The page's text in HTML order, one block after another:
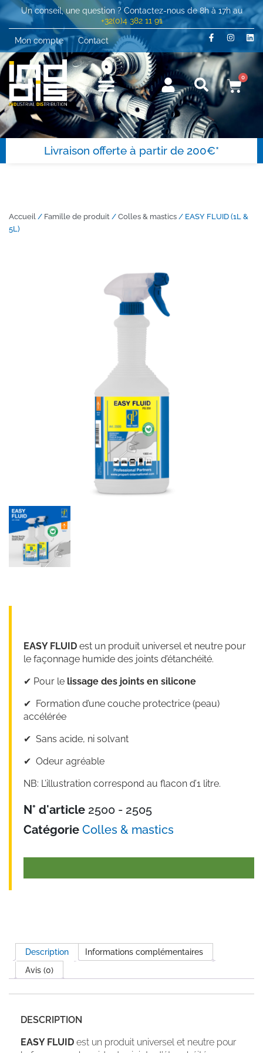
Un conseil, une question ? Contactez-nous de 8h à 17h au
+32(0)4 382 11 91
Mon compte
Contact
0
Livraison offerte à partir de 200€*
Accueil / Famille de produit / Colles & mastics / EASY FLUID (1L &
5L)
EASY FLUID est un produit universel et neutre pour
le façonnage humide des joints d’étanchéité.
✔︎ Pour le lissage des joints en silicone
✔︎ Formation d’une couche protectrice (peau)
accélérée
✔︎ Sans acide, ni solvant
✔︎ Odeur agréable
NB: L’illustration correspond au flacon d’1 litre.
N° d'article 2500 - 2505
Catégorie Colles & mastics
Description
Informations complémentaires
Avis (0)
DESCRIPTION
EASY FLUID est un produit universel et neutre pour